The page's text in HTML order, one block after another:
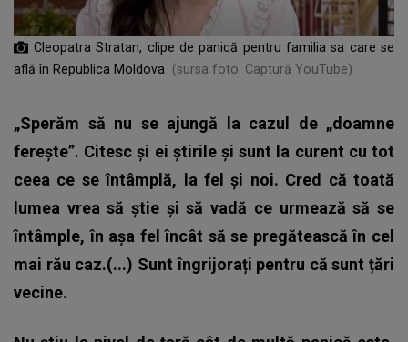
Cleopatra Stratan, clipe de panică pentru familia sa care se
află în Republica Moldova
(sursa foto: Captură YouTube)
„Sperăm să nu se ajungă la cazul de „doamne
ferește”. Citesc și ei știrile și sunt la curent cu tot
ceea ce se întâmplă, la fel și noi. Cred că toată
lumea vrea să știe și să vadă ce urmează să se
întâmple, în așa fel încât să se pregătească în cel
mai rău caz.(...) Sunt îngrijorați pentru că sunt țări
vecine.